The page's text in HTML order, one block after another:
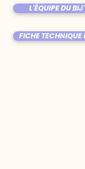
L'ÉQUIPE DU BIJ'
FICHE TECHNIQUE